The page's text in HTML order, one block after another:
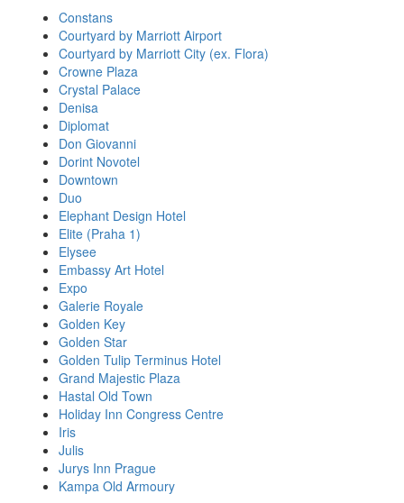
Constans
Courtyard by Marriott Airport
Courtyard by Marriott City (ex. Flora)
Crowne Plaza
Crystal Palace
Denisa
Diplomat
Don Giovanni
Dorint Novotel
Downtown
Duo
Elephant Design Hotel
Elite (Praha 1)
Elysee
Embassy Art Hotel
Expo
Galerie Royale
Golden Key
Golden Star
Golden Tulip Terminus Hotel
Grand Majestic Plaza
Hastal Old Town
Holiday Inn Congress Centre
Iris
Julis
Jurys Inn Prague
Kampa Old Armoury